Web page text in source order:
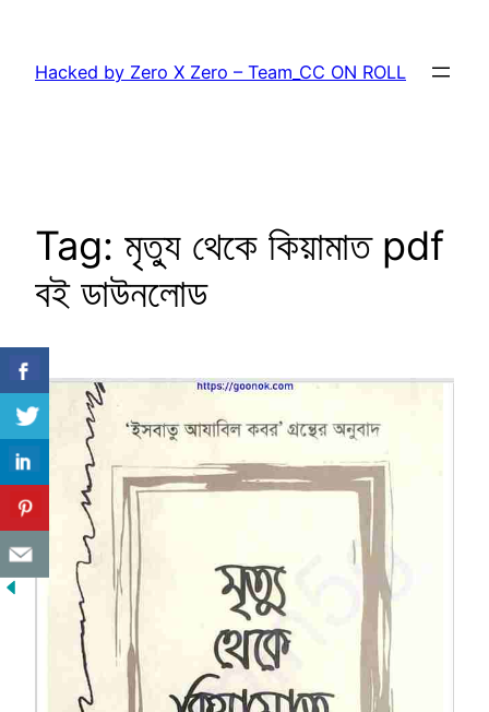
content
Hacked by Zero X Zero – Team_CC ON ROLL
Tag: মৃত্যু থেকে কিয়ামাত pdf
বই ডাউনলোড